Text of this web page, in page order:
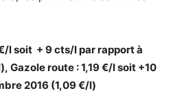
l soit + 9 cts/l par rapport à
Gazole route : 1,19 €/l soit +10
2016 (1,09 €/l)